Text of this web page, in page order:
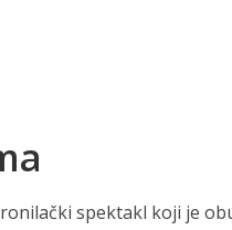
spektakl koji je